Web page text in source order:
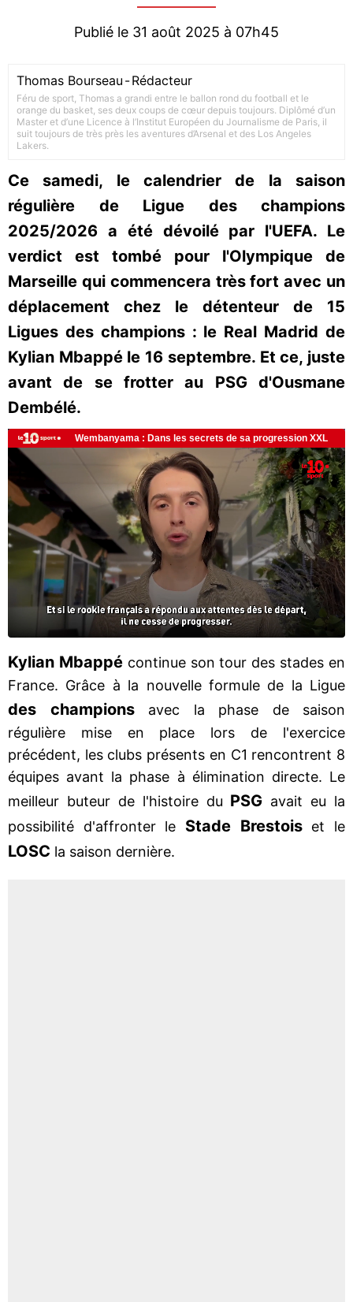
Publié le 31 août 2025 à 07h45
Thomas Bourseau -Rédacteur
Féru de sport, Thomas a grandi entre le ballon rond du football et le
orange du basket, ses deux coups de cœur depuis toujours. Diplômé d’un
Master et d’une Licence à l’Institut Européen du Journalisme de Paris, il
suit toujours de très près les aventures d’Arsenal et des Los Angeles
Lakers.
Ce samedi, le calendrier de la saison
régulière de Ligue des champions
2025/2026 a été dévoilé par l'UEFA. Le
verdict est tombé pour l'Olympique de
Marseille qui commencera très fort avec un
déplacement chez le détenteur de 15
Ligues des champions : le Real Madrid de
Kylian Mbappé le 16 septembre. Et ce, juste
avant de se frotter au PSG d'Ousmane
Dembélé.
Kylian Mbappé continue son tour des stades en
France. Grâce à la nouvelle formule de la Ligue
des champions
avec la phase de saison
régulière mise en place lors de l'exercice
précédent, les clubs présents en C1 rencontrent 8
équipes avant la phase à élimination directe. Le
meilleur buteur de l'histoire du PSG avait eu la
possibilité d'affronter le Stade Brestois et le
LOSC la saison dernière.